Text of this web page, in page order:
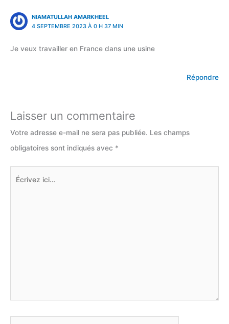
NIAMATULLAH AMARKHEEL
4 SEPTEMBRE 2023 À 0 H 37 MIN
Je veux travailler en France dans une usine
Répondre
Laisser un commentaire
Votre adresse e-mail ne sera pas publiée. Les champs
obligatoires sont indiqués avec *